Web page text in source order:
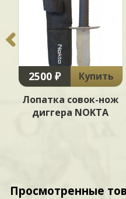
2500 ₽
Купить
Лопатка совок-нож
диггера NOKTA
Просмотренные